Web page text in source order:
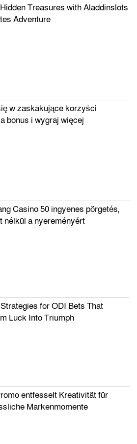
Treasures with Aladdinslots
Adventure
w zaskakujące korzyści
bonus i wygraj więcej
Casino 50 ingyenes pörgetés,
nélkül a nyereményért
for ODI Bets That
Luck Into Triumph
entfesselt Kreativität für
Markenmomente